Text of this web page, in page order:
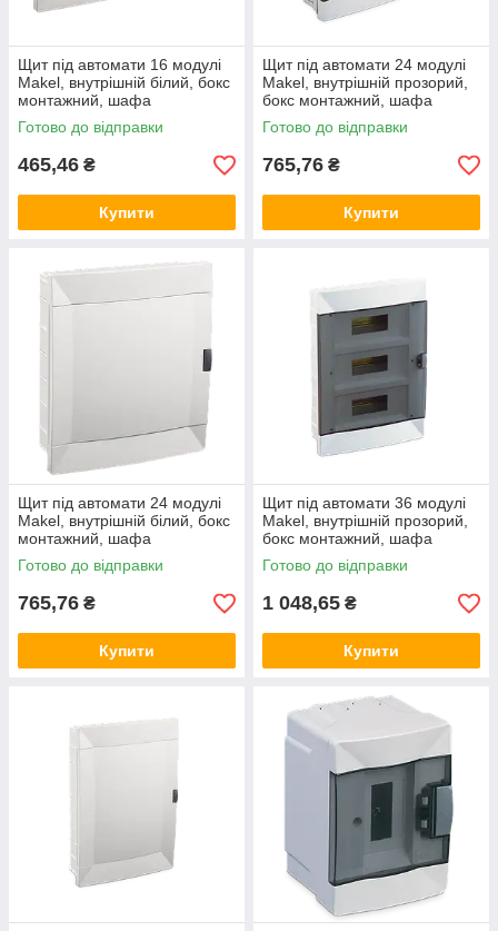
Щит під автомати 16 модулі
Makel, внутрішній білий, бокс
монтажний, шафа
розподільна врізна, Макел
Готово до відправки
465,46 ₴
Купити
Щит під автомати 24 модулі
Makel, внутрішній прозорий,
бокс монтажний, шафа
розподільна врізна, Макел
Готово до відправки
765,76 ₴
Купити
Щит під автомати 24 модулі
Makel, внутрішній білий, бокс
монтажний, шафа
розподільна врізна, Макел
Готово до відправки
765,76 ₴
Купити
Щит під автомати 36 модулі
Makel, внутрішній прозорий,
бокс монтажний, шафа
розподільна врізна, Макел
Готово до відправки
1 048,65 ₴
Купити